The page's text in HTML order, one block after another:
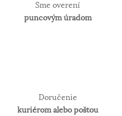
Sme overení
puncovým úradom
Doručenie
kuriérom alebo poštou